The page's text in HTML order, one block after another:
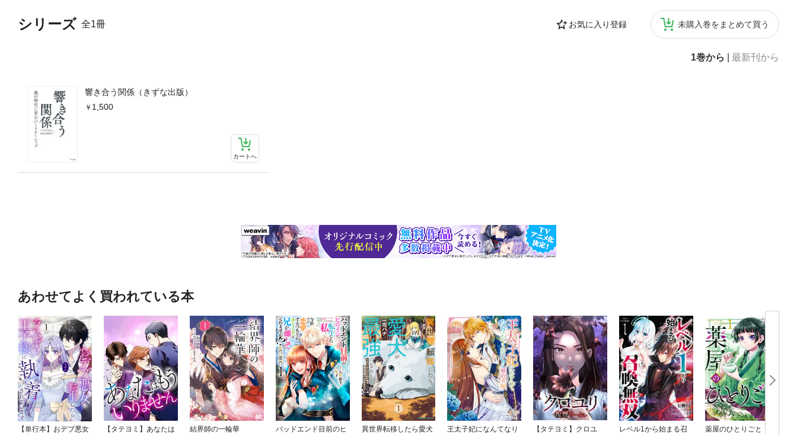
シリーズ 全1冊 お気に入り登録 未購入巻をまとめて買う
1巻から 最新刊から
響き合う関係（きずな出版）
1,500
カートへ
あわせてよく買われている本
【単行本】おデブ悪女
【タテヨミ】あなたは
結界師の一輪華
バッドエンド目前のヒ
異世界転移したら愛犬
王太子妃になんてなり
【タテヨミ】クロユ
レベル1から始まる召
薬屋のひとりごと